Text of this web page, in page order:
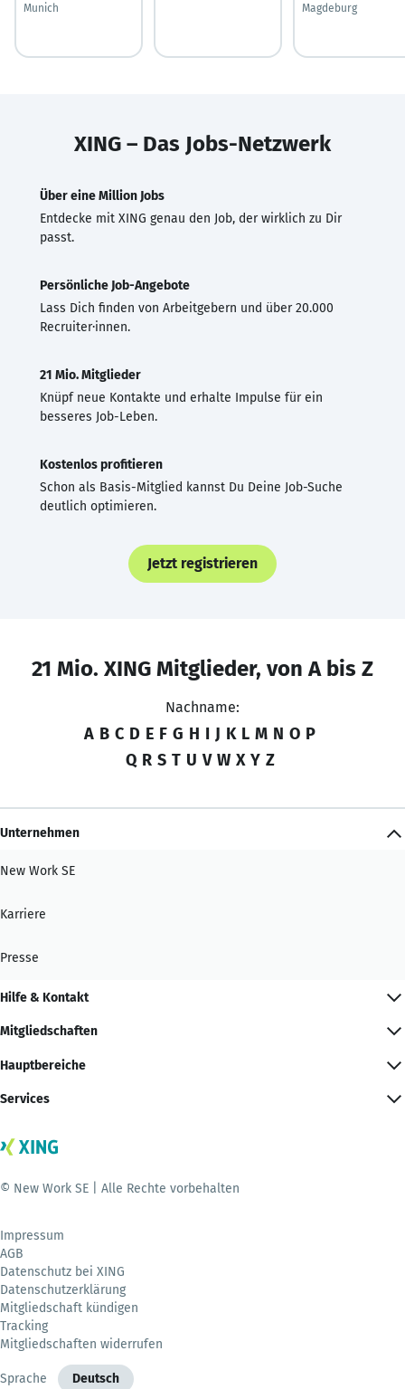
Munich
Magdeburg
XING – Das Jobs-Netzwerk
Über eine Million Jobs
Entdecke mit XING genau den Job, der wirklich zu Dir
passt.
Persönliche Job-Angebote
Lass Dich finden von Arbeitgebern und über 20.000
Recruiter·innen.
21 Mio. Mitglieder
Knüpf neue Kontakte und erhalte Impulse für ein
besseres Job-Leben.
Kostenlos profitieren
Schon als Basis-Mitglied kannst Du Deine Job-Suche
deutlich optimieren.
Jetzt registrieren
21 Mio. XING Mitglieder, von A bis Z
Nachname:
A B C D E F G H I J K L M N O P
Q R S T U V W X Y Z
Unternehmen
New Work SE
Karriere
Presse
Hilfe & Kontakt
Mitgliedschaften
Hauptbereiche
Services
© New Work SE | Alle Rechte vorbehalten
Impressum
AGB
Datenschutz bei XING
Datenschutzerklärung
Mitgliedschaft kündigen
Tracking
Mitgliedschaften widerrufen
Sprache Deutsch